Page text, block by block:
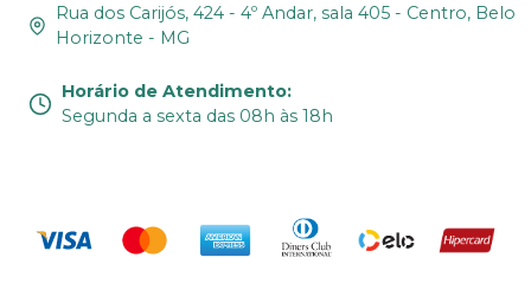
Rua dos Carijós, 424 - 4º Andar, sala 405 - Centro, Belo
Horizonte - MG
Horário de Atendimento:
Segunda a sexta das 08h às 18h